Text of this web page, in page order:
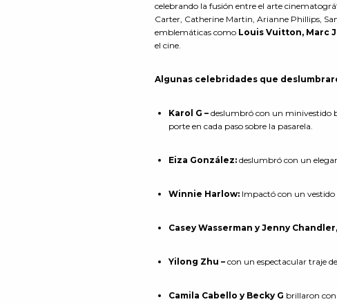
celebrando la fusión entre el arte
Carter, Catherine Martin, Arianne Phillips,
emblemáticas como Louis Vuitton, Marc
el cine.
Algunas celebridades que
Karol G –deslumbró con un minivestido
porte en cada paso sobre la pasarela.
Eiza González:deslumbró con un
Winnie Harlow: Impactó con un
Casey Wasserman y Jenny
Yilong Zhu –con un espectacular traje
Camila Cabello y Becky G brillaron con